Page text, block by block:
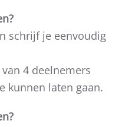
schrijf je eenvoudig
4 deelnemers
kunnen laten gaan.